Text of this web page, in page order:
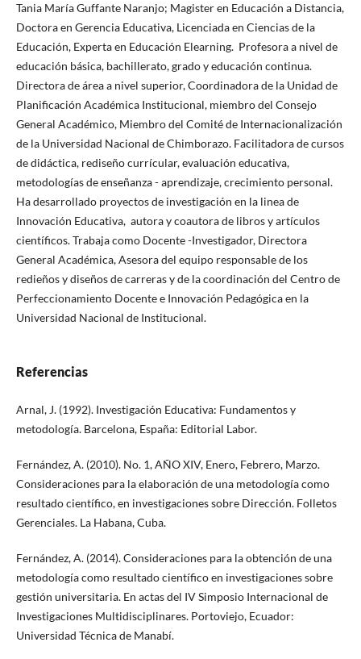
Tania María Guffante Naranjo; Magister en Educación a Distancia,
Doctora en Gerencia Educativa, Licenciada en Ciencias de la
Educación, Experta en Educación Elearning. Profesora a nivel de
educación básica, bachillerato, grado y educación continua.
Directora de área a nivel superior, Coordinadora de la Unidad de
Planificación Académica Institucional, miembro del Consejo
General Académico, Miembro del Comité de Internacionalización
de la Universidad Nacional de Chimborazo. Facilitadora de cursos
de didáctica, rediseño currícular, evaluación educativa,
metodologías de enseñanza - aprendizaje, crecimiento personal.
Ha desarrollado proyectos de investigación en la linea de
Innovación Educativa, autora y coautora de libros y artículos
científicos. Trabaja como Docente -Investigador, Directora
General Académica, Asesora del equipo responsable de los
redieños y diseños de carreras y de la coordinación del Centro de
Perfeccionamiento Docente e Innovación Pedagógica en la
Universidad Nacional de Institucional.
Referencias
Arnal, J. (1992). Investigación Educativa: Fundamentos y
metodología. Barcelona, España: Editorial Labor.
Fernández, A. (2010). No. 1, AÑO XIV, Enero, Febrero, Marzo.
Consideraciones para la elaboración de una metodología como
resultado científico, en investigaciones sobre Dirección. Folletos
Gerenciales. La Habana, Cuba.
Fernández, A. (2014). Consideraciones para la obtención de una
metodología como resultado científico en investigaciones sobre
gestión universitaria. En actas del IV Simposio Internacional de
Investigaciones Multidisciplinares. Portoviejo, Ecuador:
Universidad Técnica de Manabí.